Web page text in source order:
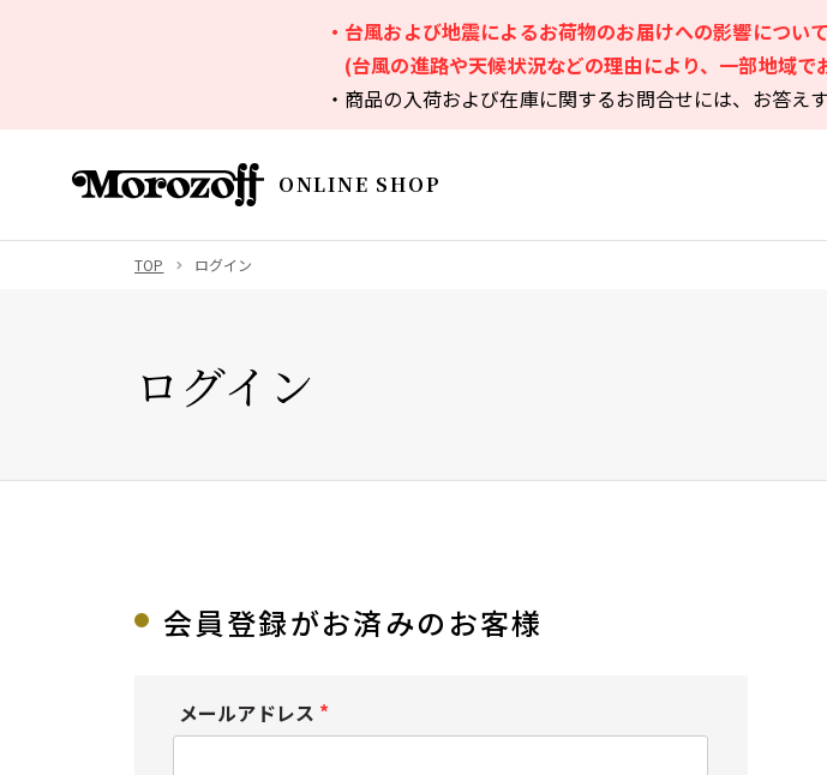
・台風および地震によるお荷物のお届けへの影響について
(台風の進路や天候状況などの理由により、一部地域
・商品の入荷および在庫に関するお問合せには、お答え
ONLINE SHOP
TOP ログイン
ログイン
会員登録がお済みのお客様
メールアドレス
(